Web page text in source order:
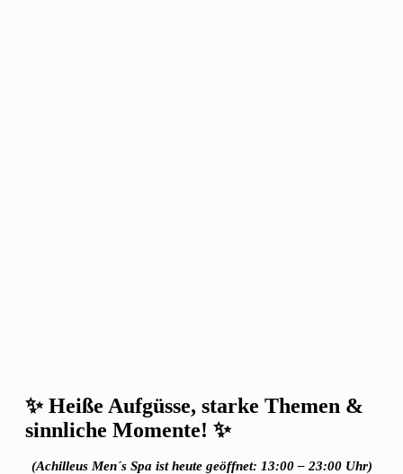
✨Heiße Aufgüsse, starke Themen &
sinnliche Momente! ✨
(Achilleus Men´s Spa ist heute geöffnet: 13:00 – 23:00 Uhr)